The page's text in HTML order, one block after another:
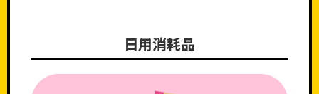
日用消耗品